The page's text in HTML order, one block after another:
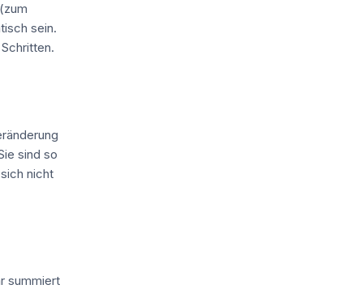
sein.
sind so
nicht
summiert